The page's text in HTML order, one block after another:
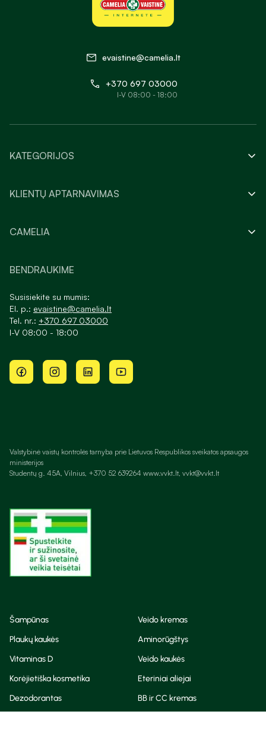
evaistine@camelia.lt
+370 697 03000
I-V 08:00 - 18:00
KATEGORIJOS
KLIENTŲ APTARNAVIMAS
CAMELIA
BENDRAUKIME
Susisiekite su mumis:
El. p.: evaistine@camelia.lt
Tel. nr.: +370 697 03000
I-V 08:00 - 18:00
Valstybinė vaistų kontrolės tarnyba prie Lietuvos Respublikos sveikatos apsaugos
ministerijos
Studentų g. 45A, Vilnius, +370 52 639264 www.vvkt.lt, vvkt@vvkt.lt
Šampūnas
Veido kremas
Plaukų kaukės
Aminorūgštys
Vitaminas D
Veido kaukės
Korėjietiška kosmetika
Eteriniai aliejai
Dezodorantas
BB ir CC kremas